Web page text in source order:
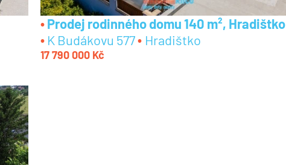
Prodej rodinného domu 140 m², Hradištko
K Budákovu 577
Hradištko
17 790 000 Kč